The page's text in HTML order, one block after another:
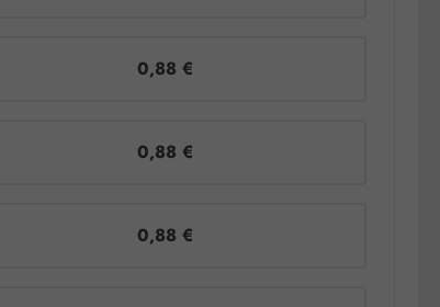
0,88 €
0,88 €
0,88 €